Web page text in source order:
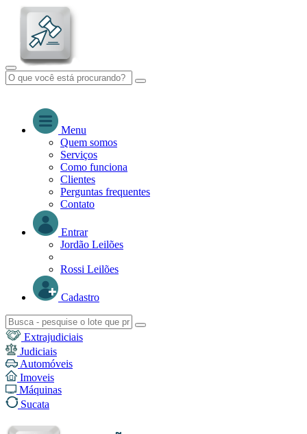
Menu
Quem somos
Serviços
Como funciona
Clientes
Perguntas frequentes
Contato
Entrar
Jordão Leilões
Rossi Leilões
Cadastro
Extrajudiciais
Judiciais
Automóveis
Imoveis
Máquinas
Sucata